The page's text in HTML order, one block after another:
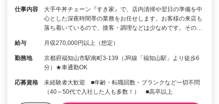
仕事内容
大手牛丼チェーン『すき家』で、店内清掃や翌日の準備を中
心とした深夜時間帯の業務をお任せします。お客様の来店も
落ち着いているので、接客・調理などは少なめです。その…
給与 月収270,000円以上（想定）
勤務地
京都府福知山市駅南町3-139（JR線「福知山駅」より徒歩6
分）★車通勤OK
応募資格
未経験者大歓迎 ■年齢・転職回数・ブランクなど一切不問
（40～50代で入社した人も多数！） ■高卒以上